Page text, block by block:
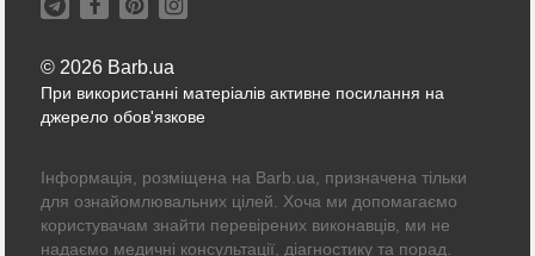
© 2026 Barb.ua
При використанні матеріалів активне посилання на
джерело обов'язкове
Інформація, розміщена на Barb.ua, призначена тільки
для ознайомлювальних цілей. Хоча ми допомагаємо
користувачам знайти перевірених виконавців, ми не
надаємо медичні консультації, діагностику та порад.